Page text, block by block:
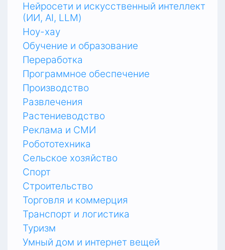
Нейросети и искусственный интеллект
(ИИ, AI, LLM)
Ноу-хау
Обучение и образование
Переработка
Программное обеспечение
Производство
Развлечения
Растениеводство
Реклама и СМИ
Робототехника
Сельское хозяйство
Спорт
Строительство
Торговля и коммерция
Транспорт и логистика
Туризм
Умный дом и интернет вещей